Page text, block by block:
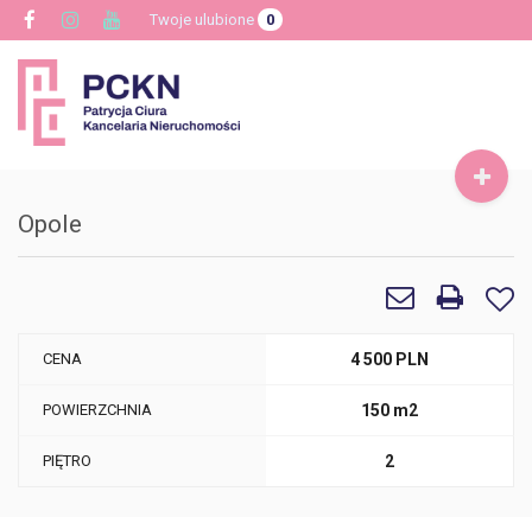
Twoje ulubione 0
Opole
CENA 4 500 PLN
POWIERZCHNIA 150 m2
PIĘTRO 2